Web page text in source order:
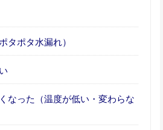
タポタ水漏れ）
なった（温度が低い・変わらな